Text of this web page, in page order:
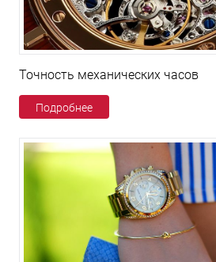
Точность механических часов
Подробнее